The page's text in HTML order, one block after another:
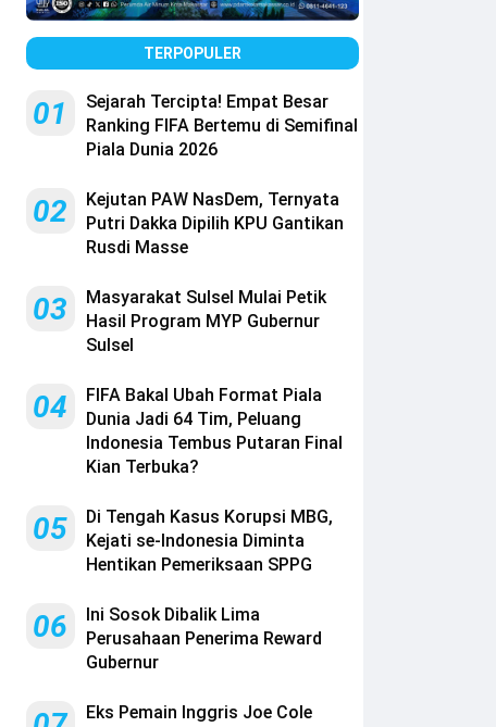
TERPOPULER
01
Sejarah Tercipta! Empat Besar
Ranking FIFA Bertemu di Semifinal
Piala Dunia 2026
02
Kejutan PAW NasDem, Ternyata
Putri Dakka Dipilih KPU Gantikan
Rusdi Masse
03
Masyarakat Sulsel Mulai Petik
Hasil Program MYP Gubernur
Sulsel
04
FIFA Bakal Ubah Format Piala
Dunia Jadi 64 Tim, Peluang
Indonesia Tembus Putaran Final
Kian Terbuka?
05
Di Tengah Kasus Korupsi MBG,
Kejati se-Indonesia Diminta
Hentikan Pemeriksaan SPPG
06
Ini Sosok Dibalik Lima
Perusahaan Penerima Reward
Gubernur
Eks Pemain Inggris Joe Cole